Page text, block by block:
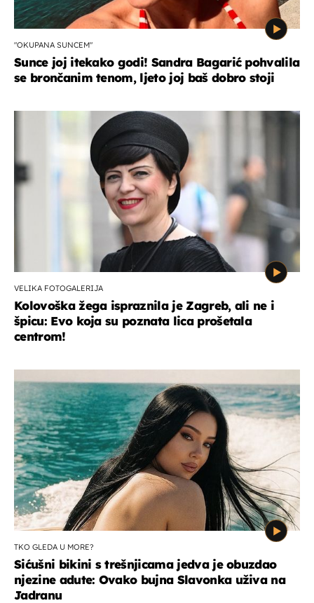
"OKUPANA SUNCEM"
Sunce joj itekako godi! Sandra Bagarić pohvalila
se brončanim tenom, ljeto joj baš dobro stoji
VELIKA FOTOGALERIJA
Kolovoška žega ispraznila je Zagreb, ali ne i
špicu: Evo koja su poznata lica prošetala
centrom!
TKO GLEDA U MORE?
Sićušni bikini s trešnjicama jedva je obuzdao
njezine adute: Ovako bujna Slavonka uživa na
Jadranu